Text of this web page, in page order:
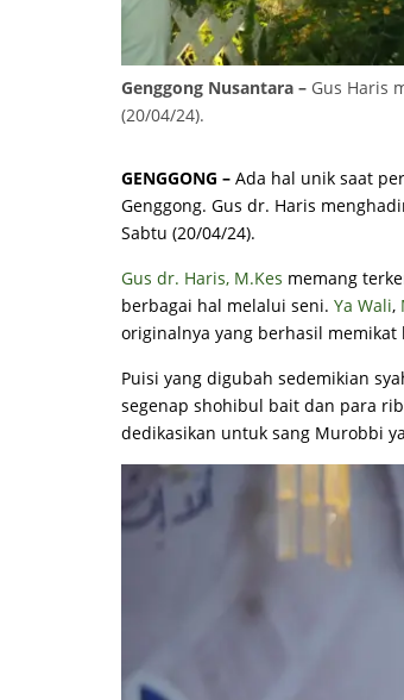
Genggong Nusantara – Gus Haris
(20/04/24).
GENGGONG – Ada hal unik saat
Genggong. Gus dr. Haris
Sabtu (20/04/24).
Gus dr. Haris, M.Kes memang
berbagai hal melalui seni. Ya Wali,
originalnya yang berhasil memikat
Puisi yang digubah sedemikian
segenap shohibul bait dan para
dedikasikan untuk sang Murobbi